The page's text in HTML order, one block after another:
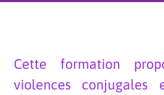
Cette formation
violences conjugales